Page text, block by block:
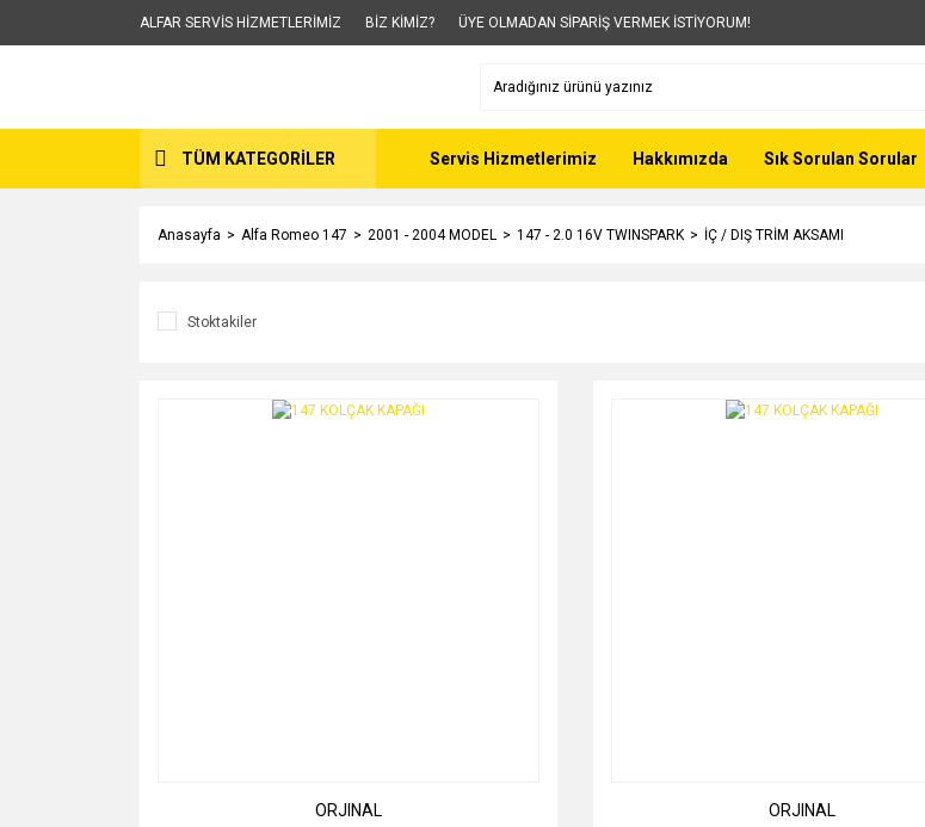
ALFAR SERVİS HİZMETLERİMİZ BİZ KİMİZ? ÜYE OLMADAN SİPARİŞ VERMEK İSTİYORUM!
TÜM KATEGORİLER Servis Hizmetlerimiz Hakkımızda Sık Sorulan Sorular
Anasayfa Alfa Romeo 147 2001 - 2004 MODEL 147 - 2.0 16V TWINSPARK İÇ / DIŞ TRİM AKSAMI
Stoktakiler
ORJINAL
ORJINAL